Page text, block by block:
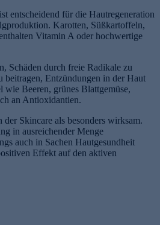
entscheidend für die Hautregeneration
Karotten, Süßkartoffeln,
Vitamin A oder hochwertige
Schäden durch freie Radikale zu
beitragen, Entzündungen in der Haut
wie Beeren, grünes Blattgemüse,
an Antioxidantien.
Skincare als besonders wirksam.
in ausreichender Menge
auch in Sachen Hautgesundheit
Effekt auf den aktiven